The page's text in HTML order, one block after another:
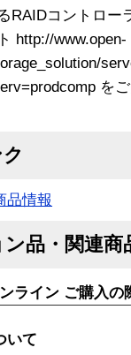
RAIDコントロー
http://www.open-
を
品情報
品・関連商
ライン ご購入の
いて